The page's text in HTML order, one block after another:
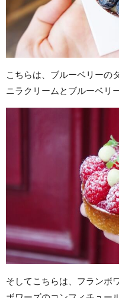
こちらは、ブルーベリーの
ニラクリームとブルーベリ
そしてこちらは、フランボ